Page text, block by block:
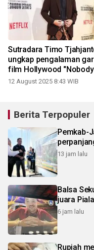
Sutradara Timo
ungkap pengalaman
film Hollywood
12 August 2025 8:43 WIB
Berita Terpopuler
Pemkab-
13 jam lalu
Balsa
juara
6 jam lalu
Rupiah